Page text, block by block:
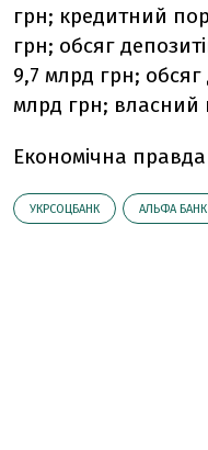
грн; кредитний
грн; обсяг
9,7 млрд грн; обсяг
млрд грн; власний
Економічна правда
УКРСОЦБАНК АЛЬФА БАНК